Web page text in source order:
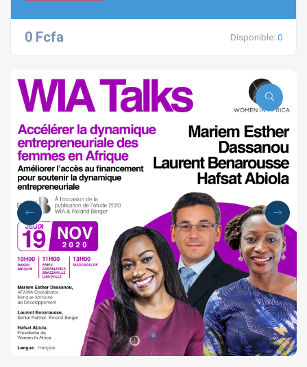
0 Fcfa Disponible: 0